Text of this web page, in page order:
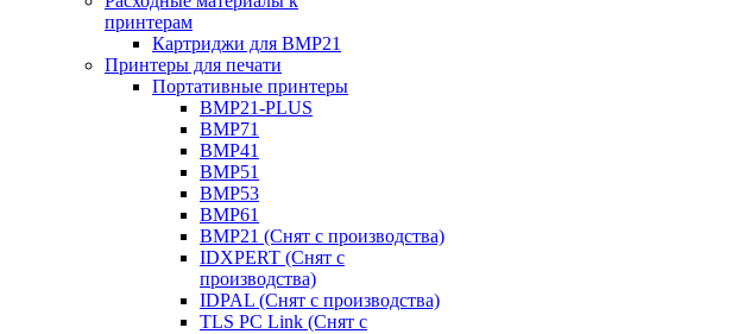
принтерам
Картриджи для BMP21
Принтеры для печати
Портативные принтеры
BMP21-PLUS
BMP71
BMP41
BMP51
BMP53
BMP61
BMP21 (Снят с производства)
IDXPERT (Снят с
производства)
IDPAL (Снят с производства)
TLS PC Link (Снят с